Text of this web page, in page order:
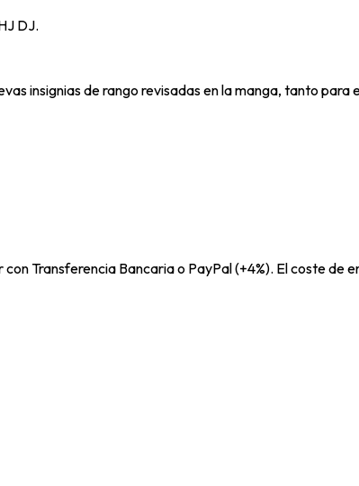
DJ.
insignias de rango revisadas en la manga, tanto para
Transferencia Bancaria o PayPal (+4%). El coste de